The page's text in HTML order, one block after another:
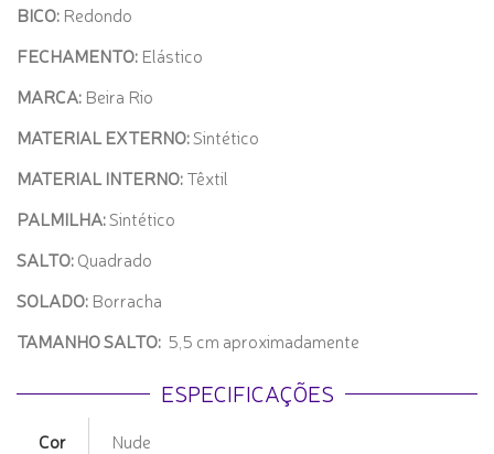
BICO: Redondo
FECHAMENTO: Elástico
MARCA: Beira Rio
MATERIAL EXTERNO:Sintético
MATERIAL INTERNO:Têxtil
PALMILHA:Sintético
SALTO:Quadrado
SOLADO: Borracha
TAMANHO SALTO: 5,5 cm aproximadamente
ESPECIFICAÇÕES
Cor Nude